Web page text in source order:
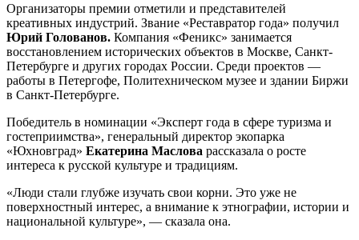
Организаторы премии отметили и представителей
креативных индустрий. Звание «Реставратор года» получил
Юрий Голованов. Компания «Феникс» занимается
восстановлением исторических объектов в Москве, Санкт-
Петербурге и других городах России. Среди проектов —
работы в Петергофе, Политехническом музее и здании Биржи
в Санкт-Петербурге.
Победитель в номинации «Эксперт года в сфере туризма и
гостеприимства», генеральный директор экопарка
«Юхновград» Екатерина Маслова рассказала о росте
интереса к русской культуре и традициям.
«Люди стали глубже изучать свои корни. Это уже не
поверхностный интерес, а внимание к этнографии, истории и
национальной культуре», — сказала она.